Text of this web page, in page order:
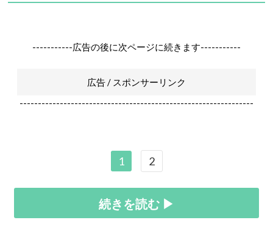
-----------広告の後に次ページに続きます-----------
広告 / スポンサーリンク
----------------------------------------------------------------
1 2
続きを読む ▶